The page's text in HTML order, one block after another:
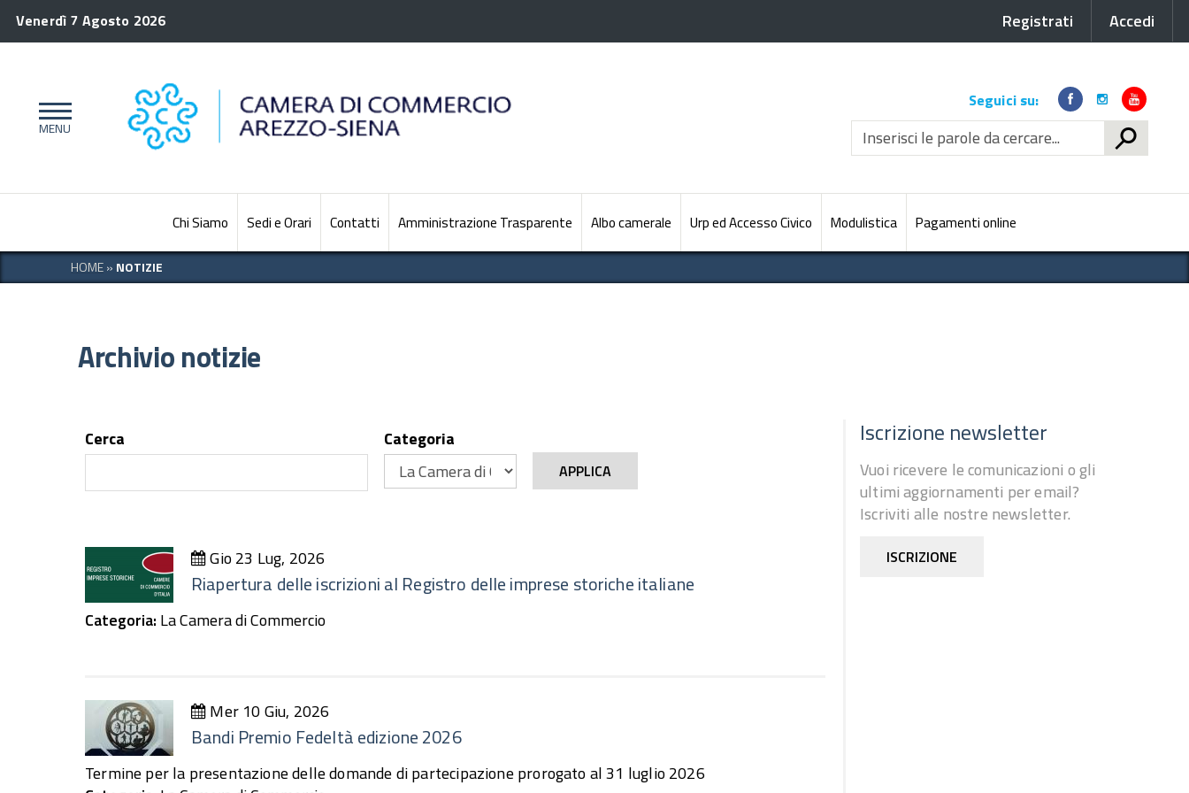
Venerdì 7 Agosto 2026 Accedi
Registrati
Link
social
Seguici su:
Chi Siamo Sedi e Orari Contatti Amministrazione Trasparente Albo camerale Urp ed Accesso Civico Modulistica Pagamenti online
HOME» NOTIZIE
Archivio notizie
Cerca Categoria
APPLICA
Gio 23 Lug, 2026
Riapertura delle iscrizioni al Registro delle imprese storiche italiane
Categoria: La Camera di Commercio
Mer 10 Giu, 2026
Bandi Premio Fedeltà edizione 2026
Termine per la presentazione delle domande di partecipazione prorogato al 31 luglio 2026
Iscrizione newsletter
Vuoi ricevere le comunicazioni o gli
ultimi aggiornamenti per email?
Iscriviti alle nostre newsletter.
ISCRIZIONE